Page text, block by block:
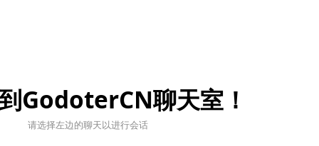
GodoterCN聊天室！
请选择左边的聊天以进行会话